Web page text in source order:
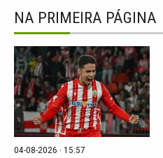
NA PRIMEIRA PÁGINA
04-08-2026 · 15:57